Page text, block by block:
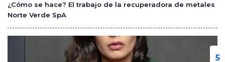
¿Cómo se hace? El trabajo de la recuperadora de metales
Norte Verde SpA